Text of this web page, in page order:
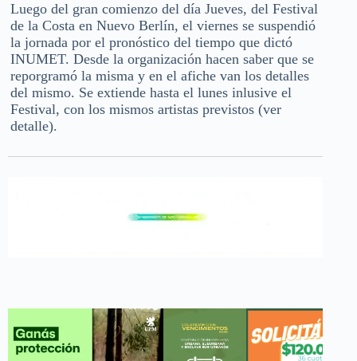
Luego del gran comienzo del día Jueves, del Festival
de la Costa en Nuevo Berlín, el viernes se suspendió
la jornada por el pronóstico del tiempo que dictó
INUMET. Desde la organización hacen saber que se
reporgramó la misma y en el afiche van los detalles
del mismo. Se extiende hasta el lunes inlusive el
Festival, con los mismos artistas previstos (ver
detalle).